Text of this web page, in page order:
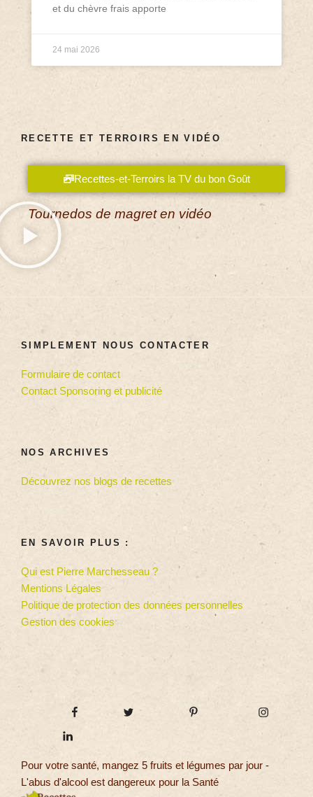
et du chèvre frais apporte
24 mai 2026
RECETTE ET TERROIRS EN VIDÉO
Recettes-et-Terroirs la TV du bon Goût
Tournedos de magret en vidéo
SIMPLEMENT NOUS CONTACTER
Formulaire de contact
Contact Sponsoring et publicité
NOS ARCHIVES
Découvrez nos blogs de recettes
EN SAVOIR PLUS :
Qui est Pierre Marchesseau ?
Mentions Légales
Politique de protection des données personnelles
Gestion des cookies
Pour votre santé, mangez 5 fruits et légumes par jour -
L'abus d'alcool est dangereux pour la Santé